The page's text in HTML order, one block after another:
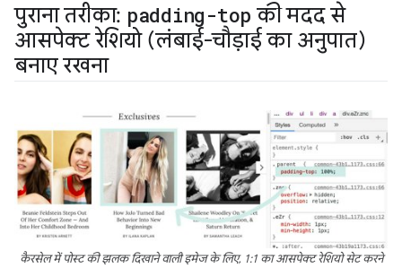
पुराना तरीका: padding-top की मदद से
आसपेक्ट रेशियो (लंबाई-चौड़ाई का अनुपात)
बनाए रखना
कैरसेल में पोस्ट की झलक दिखाने वाली इमेज के लिए, 1:1 का आसपेक्ट रेशियो सेट करने